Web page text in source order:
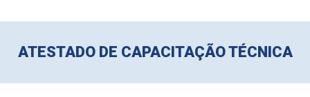
ATESTADO DE CAPACITAÇÃO TÉCNICA